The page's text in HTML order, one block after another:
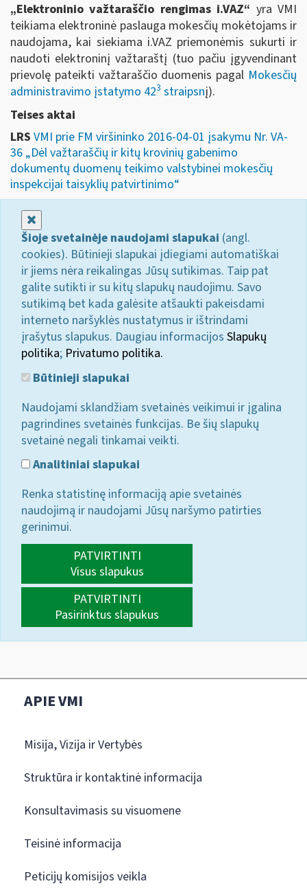
„Elektroninio važtaraščio rengimas i.VAZ“ yra VMI
teikiama elektroninė paslauga mokesčių mokėtojams ir
naudojama, kai siekiama i.VAZ priemonėmis sukurti ir
naudoti elektroninį važtaraštį (tuo pačiu įgyvendinant
prievolę pateikti važtaraščio duomenis pagal Mokesčių
administravimo įstatymo 423 straipsnį).
Teises aktai
LRS VMI prie FM viršininko 2016-04-01 įsakymu Nr. VA-
36 „Dėl važtaraščių ir kitų krovinių gabenimo
dokumentų duomenų teikimo valstybinei mokesčių
inspekcijai taisyklių patvirtinimo“
Šioje svetainėje naudojami slapukai (angl.
cookies). Būtinieji slapukai įdiegiami automatiškai
ir jiems nėra reikalingas Jūsų sutikimas. Taip pat
galite sutikti ir su kitų slapukų naudojimu. Savo
sutikimą bet kada galėsite atšaukti pakeisdami
interneto naršyklės nustatymus ir ištrindami
įrašytus slapukus. Daugiau informacijos Slapukų
politika; Privatumo politika.
Būtinieji slapukai
Naudojami sklandžiam svetainės veikimui ir įgalina
pagrindines svetainės funkcijas. Be šių slapukų
svetainė negali tinkamai veikti.
Analitiniai slapukai
Renka statistinę informaciją apie svetainės
naudojimą ir naudojami Jūsų naršymo patirties
gerinimui.
PATVIRTINTI
Visus slapukus
PATVIRTINTI
Pasirinktus slapukus
APIE VMI
Misija, Vizija ir Vertybės
Struktūra ir kontaktinė informacija
Konsultavimasis su visuomene
Teisinė informacija
Peticijų komisijos veikla